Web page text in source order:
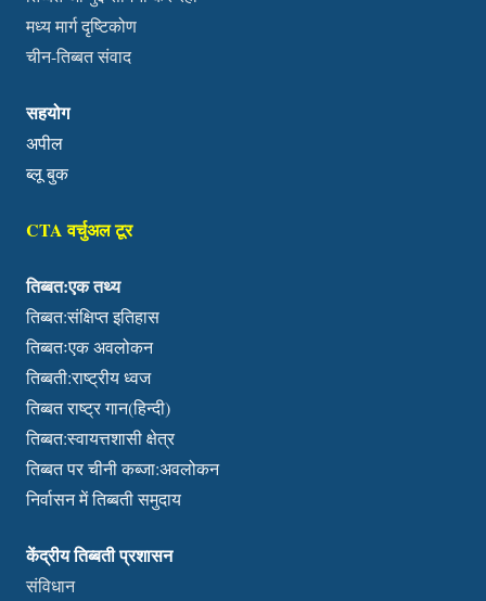
मध्य मार्ग दृष्टिकोण
चीन-तिब्बत संवाद
सहयोग
अपील
ब्लू बुक
CTA वर्चुअल टूर
तिब्बत:एक तथ्य
तिब्बत:संक्षिप्त इतिहास
तिब्बतःएक अवलोकन
तिब्बती:राष्ट्रीय ध्वज
तिब्बत राष्ट्र गान(हिन्दी)
तिब्बत:स्वायत्तशासी क्षेत्र
तिब्बत पर चीनी कब्जा:अवलोकन
निर्वासन में तिब्बती समुदाय
केंद्रीय तिब्बती प्रशासन
संविधान